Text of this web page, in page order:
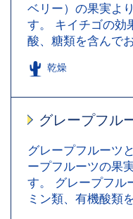
ベリー）の果実よ
す。 キイチゴの効
酸、糖類を含んで
乾燥
グレープフル
グレープフルーツ
ープフルーツの果
す。 グレープフル
ミン類、有機酸類